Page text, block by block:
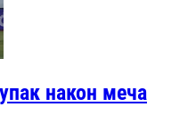
након меча